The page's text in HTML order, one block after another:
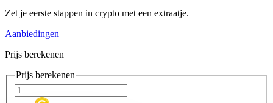
Zet je eerste stappen in crypto met een extraatje.
Aanbiedingen
Prijs berekenen
Prijs berekenen